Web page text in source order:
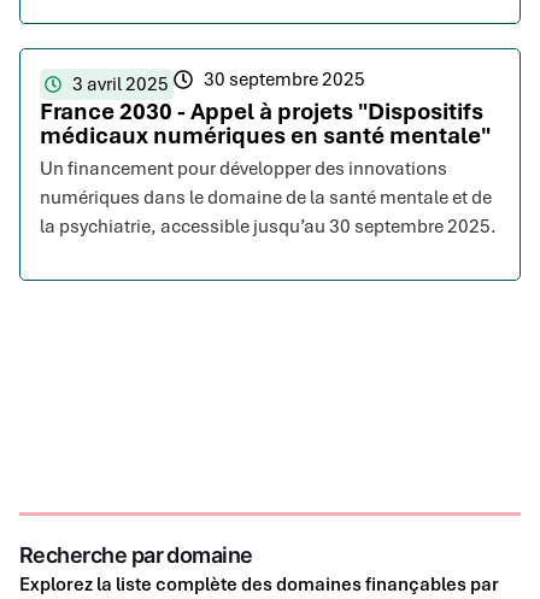
3 avril 2025 30 septembre 2025
France 2030 - Appel à projets "Dispositifs
médicaux numériques en santé mentale"
Un financement pour développer des innovations
numériques dans le domaine de la santé mentale et de
la psychiatrie, accessible jusqu’au 30 septembre 2025.
Recherche par domaine
Explorez la liste complète des domaines finançables par